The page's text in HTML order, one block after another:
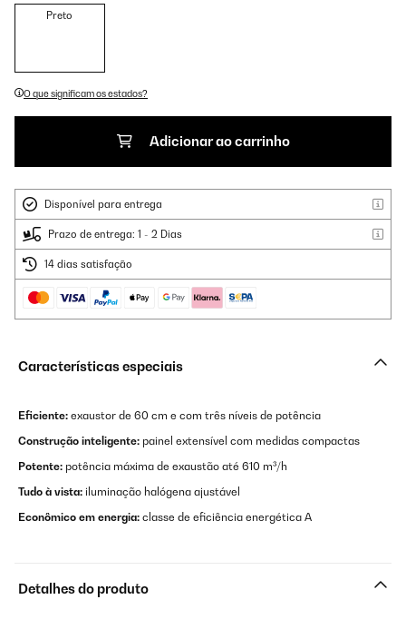
Preto
O que significam os estados?
Adicionar ao carrinho
Disponível para entrega
Prazo de entrega: 1 - 2 Dias
14 dias satisfação
Características especiais
Eficiente: exaustor de 60 cm e com três níveis de potência
Construção inteligente: painel extensível com medidas compactas
Potente: potência máxima de exaustão até 610 m³/h
Tudo à vista: iluminação halógena ajustável
Econômico em energia: classe de eficiência energética A
Detalhes do produto